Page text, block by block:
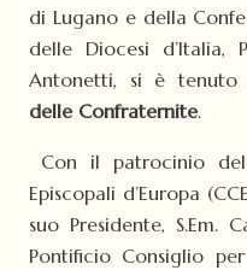
di Lugano e della
delle Diocesi d’Italia,
Antonetti, si è
delle Confraternite.
Con il patrocinio del
Episcopali d’Europa
suo Presidente, S.Em.
Pontificio Consiglio